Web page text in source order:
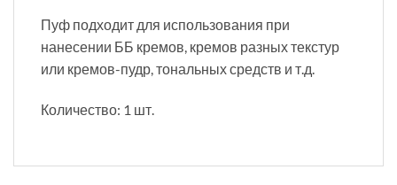
Пуф подходит для использования при
нанесении ББ кремов, кремов разных текстур
или кремов-пудр, тональных средств и т.д.
Количество: 1 шт.